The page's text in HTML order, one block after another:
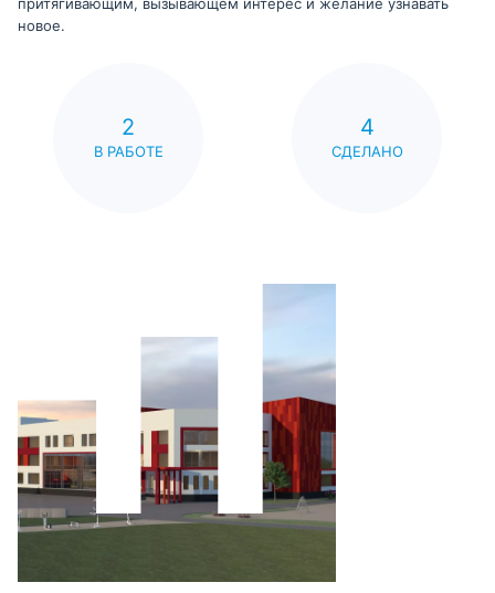
притягивающим, вызывающем интерес и желание узнавать
новое.
2
В РАБОТЕ
4
СДЕЛАНО